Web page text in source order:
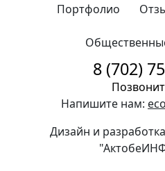
Портфолио
8 (702)
Напишите нам:
Дизайн и